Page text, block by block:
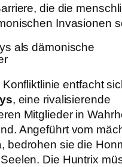
die die
Invasionen
als dämonische
entfacht
, eine rivalisierende
Mitglieder in
Angeführt vom
bedrohen sie die
Die Huntrix